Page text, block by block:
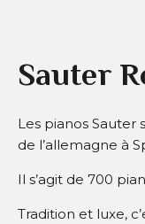
Sauter
Les pianos Sauter
de l’allemagne à
Il s’agit de 700
Tradition et luxe,